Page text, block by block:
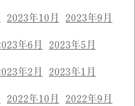
2023年10月 2023年9月
年6月 2023年5月
年2月 2023年1月
2022年10月 2022年9月